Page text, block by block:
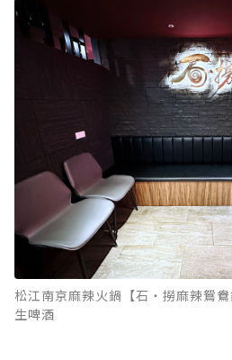
松江南京麻辣火鍋【石‧撈麻辣鴛鴦
生啤酒